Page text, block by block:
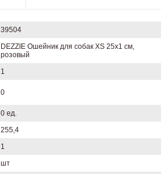
39504
DEZZIE Ошейник для собак XS 25х1 см,
розовый
1
0
0 ед.
255,4
1
шт